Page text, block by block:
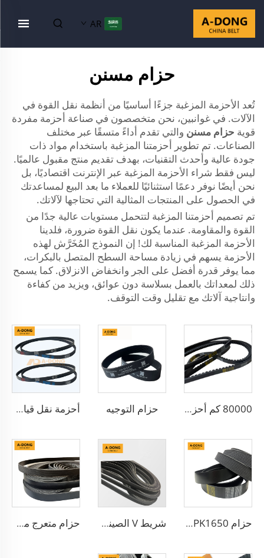
AR
حزام مسنن
تُعد الأحزمة المزغبة جزءًا أساسيًا من أنظمة نقل القوة في
الآلات. في غوانبين، نحن متخصصون في صناعة أحزمة مفردة
قوية حزام مسنن والتي تقدم أداءً متسقًا عبر مختلف
الصناعات. تم تطوير أحزمتنا المزغبة باستخدام مواد ذات
جودة عالية وأحدث التقنيات، بهدف تقديم منتج مقبول عالميًا.
ليس فقط شراء الأحزمة المزغبة عبر الإنترنت اقتصاديًا، بل
نحن أيضًا نوفر دعمًا استثنائيًا للعملاء ما بعد البيع لمساعدتك
في الحصول على المنتجات المثالية التي تحتاجها لآلاتك.
تم تصميم أحزمتنا المزغبة لتتحمل مستويات عالية جدًا من
القوة والمقاومة. عندما يكون نقل القوة ضرورة، فلدينا
الأحزمة المزغبة المناسبة لك! إن النموذج المُخَرَّش لهذه
الأحزمة يسهم في زيادة مساحة السطح المتصل بالبكرات،
مما يوفر قدرة أفضل على الجر وانخفاض الانزلاق. كما يسمح
ذلك لمعداتك بالعمل بسلاسة دون عوائق، ويزيد من كفاءة
وانتاجية آلاتك مع تقليل وقت التوقف.
80000 كم أحزمة بولي-في متعددة التجويفات عالية الجودة، أحزمة بولي-في/ أحزمة دقيقة ذات تجويفات صغيرة وأحزمة سير حزامية - مصنع في الصين/خدمة تصنيع المعدات الأصلية حزام التوجيه أحزمة نقل قياسية مزودة بأسنان 6PK1140 للسيارات
حزام PK 5PK1650 لمولد السيارة حزام V ذو حواف 5PK865 شريط V الصيني لمصنع المحرك شريط 6PK2563 مشقوق PK 5PK692 شريط ناقل للرياح حزام متعرج مضاد للحرارة من مطاط EPDM حزام PK بولي مسنن